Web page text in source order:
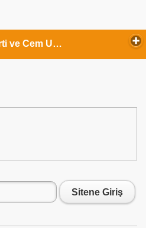
Genç Parti ve Cem Uzan
Sitene Giriş